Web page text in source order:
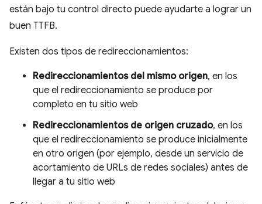
están bajo tu control directo puede ayudarte a lograr un
buen TTFB.
Existen dos tipos de redireccionamientos:
Redireccionamientos del mismo origen, en los
que el redireccionamiento se produce por
completo en tu sitio web
Redireccionamientos de origen cruzado, en los
que el redireccionamiento se produce inicialmente
en otro origen (por ejemplo, desde un servicio de
acortamiento de URLs de redes sociales) antes de
llegar a tu sitio web